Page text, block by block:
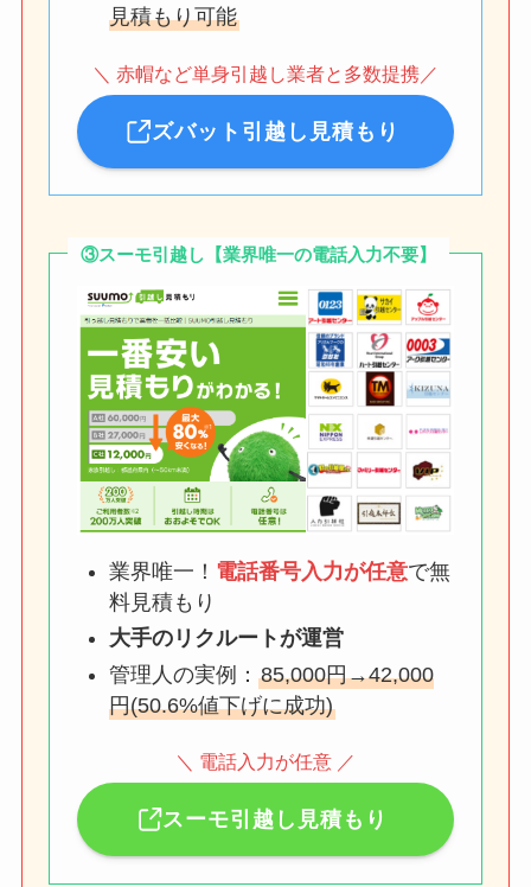
見積もり可能
＼ 赤帽など単身引越し業者と多数提携／
ズバット引越し見積もり
③スーモ引越し【業界唯一の電話入力不要】
業界唯一！ 電話番号入力が任意で無
料見積もり
大手のリクルートが運営
管理人の実例： 85,000円→42,000
円(50.6%値下げに成功)
＼ 電話入力が任意 ／
スーモ引越し見積もり